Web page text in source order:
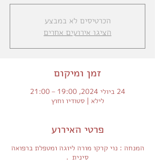
הכרטיסים לא במבצע
הציגו אירועים אחרים
זמן ומיקום
24 ביולי 2024, 19:00 – 21:00
לילא | סטודיו וחוץ
פרטי האירוע
המנחה : נוי קרקו מורה ליוגה ומטפלת ברפואה
סינית .